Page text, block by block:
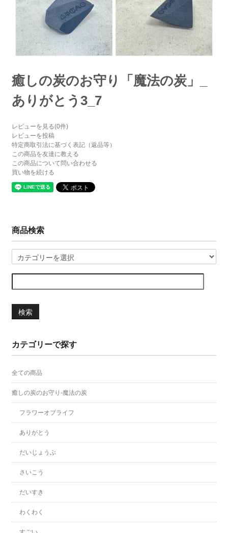
癒しの炭のお守り「魔法の炭」_
ありがとう3_7
レビューを見る(0件)
レビューを投稿
特定商取引法に基づく表記（返品等）
この商品を友達に教える
この商品について問い合わせる
買い物を続ける
商品検索
検索
カテゴリーで探す
全ての商品
癒しの炭のお守り-魔法の炭
フラワーオブライフ
ありがとう
だいじょうぶ
さいこう
だいすき
わくわく